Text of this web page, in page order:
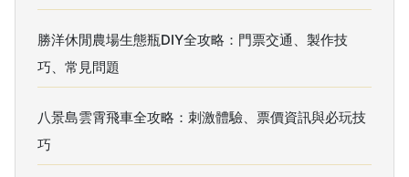
勝洋休閒農場生態瓶DIY全攻略：門票交通、製作技
巧、常見問題
八景島雲霄飛車全攻略：刺激體驗、票價資訊與必玩技
巧